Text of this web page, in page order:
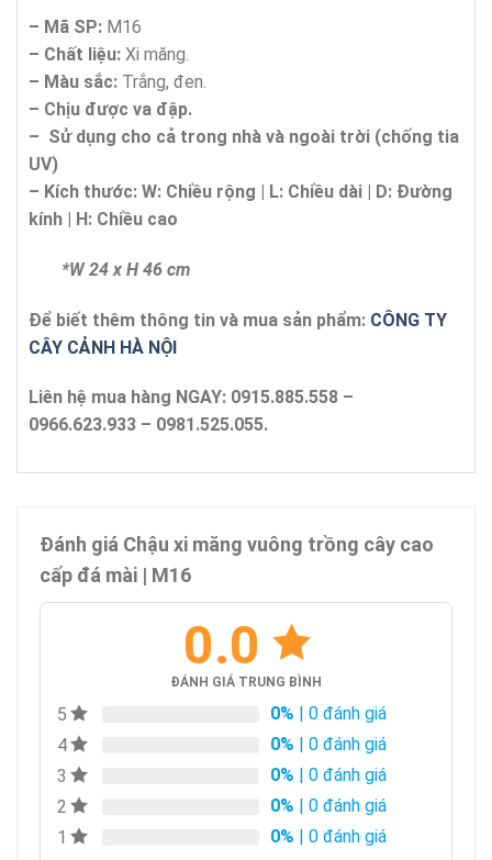
– Mã SP: M16
– Chất liệu: Xi măng.
– Màu sắc: Trắng, đen.
– Chịu được va đập.
– Sử dụng cho cả trong nhà và ngoài trời (chống tia
UV)
– Kích thước: W: Chiều rộng | L: Chiều dài | D: Đường
kính | H: Chiều cao
*W 24 x H 46 cm
Để biết thêm thông tin và mua sản phẩm: CÔNG TY
CÂY CẢNH HÀ NỘI
Liên hệ mua hàng NGAY: 0915.885.558 –
0966.623.933 – 0981.525.055.
Đánh giá Chậu xi măng vuông trồng cây cao
cấp đá mài | M16
0.0
ĐÁNH GIÁ TRUNG BÌNH
5 0% | 0 đánh giá
4
0% | 0 đánh giá
3
0% | 0 đánh giá
2
0% | 0 đánh giá
1
0% | 0 đánh giá